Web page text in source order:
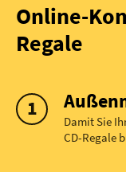
Online-
Regale
Damit Sie
CD-Regale